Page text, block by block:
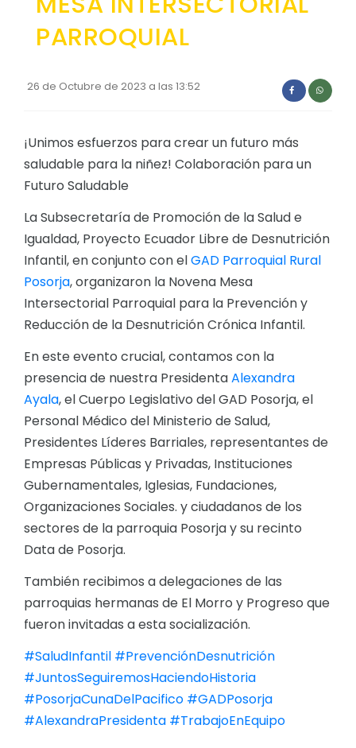
GESTIÓN ADMINISTRATIVA
Plan de desarrollo y Ordenamiento Territorial -
Plan Operativo Anual - POA
Convenios Institucionales
Procesos de contratación
Ejecución Presupuestaria
Obras y proyectos
PARROQUIAL
26 de Octubre de 2023 a las 13:52
¡Unimos esfuerzos para crear un futuro más
saludable para la niñez! Colaboración para un
Futuro Saludable
La Subsecretaría de Promoción de la Salud e
Igualdad, Proyecto Ecuador Libre de Desnutrición
Infantil, en conjunto con elGAD Parroquial Rural
Posorja, organizaron la Novena Mesa
Intersectorial Parroquial para la Prevención y
Reducción de la Desnutrición Crónica Infantil.
En este evento crucial, contamos con la
presencia de nuestra PresidentaAlexandra
Ayala, el Cuerpo Legislativo del GAD Posorja, el
Personal Médico del Ministerio de Salud,
Presidentes Líderes Barriales, representantes de
Empresas Públicas y Privadas, Instituciones
Gubernamentales, Iglesias, Fundaciones,
Organizaciones Sociales. y ciudadanos de los
sectores de la parroquia Posorja y su recinto
Data de Posorja.
También recibimos a delegaciones de las
parroquias hermanas de El Morro y Progreso que
fueron invitadas a esta socialización.
#SaludInfantil #PrevenciónDesnutrición
#JuntosSeguiremosHaciendoHistoria
#PosorjaCunaDelPacifico #GADPosorja
#AlexandraPresidenta #TrabajoEnEquipo